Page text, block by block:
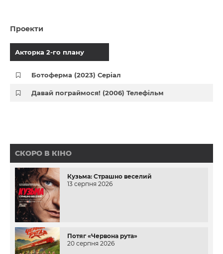
Проекти
Акторка 2-го плану
Ботоферма (2023) Серіал
Давай пограймося! (2006) Телефільм
СКОРО В КІНО
Кузьма: Страшно веселий
13 серпня 2026
Потяг «Червона рута»
20 серпня 2026